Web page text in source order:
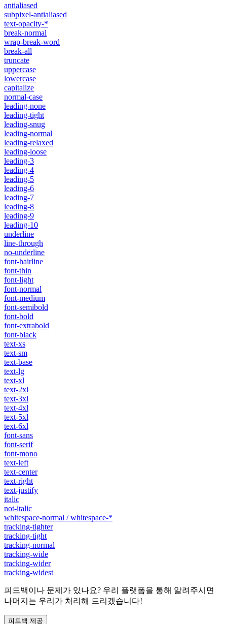
antialiased
subpixel-antialiased
text-opacity-*
break-normal
wrap-break-word
break-all
truncate
uppercase
lowercase
capitalize
normal-case
leading-none
leading-tight
leading-snug
leading-normal
leading-relaxed
leading-loose
leading-3
leading-4
leading-5
leading-6
leading-7
leading-8
leading-9
leading-10
underline
line-through
no-underline
font-hairline
font-thin
font-light
font-normal
font-medium
font-semibold
font-bold
font-extrabold
font-black
text-xs
text-sm
text-base
text-lg
text-xl
text-2xl
text-3xl
text-4xl
text-5xl
text-6xl
font-sans
font-serif
font-mono
text-left
text-center
text-right
text-justify
italic
not-italic
whitespace-normal / whitespace-*
tracking-tighter
tracking-tight
tracking-normal
tracking-wide
tracking-wider
tracking-widest
피드백이나 문제가 있나요? 우리 플랫폼을 통해 알려주시면
나머지는 우리가 처리해 드리겠습니다!
피드백 제공